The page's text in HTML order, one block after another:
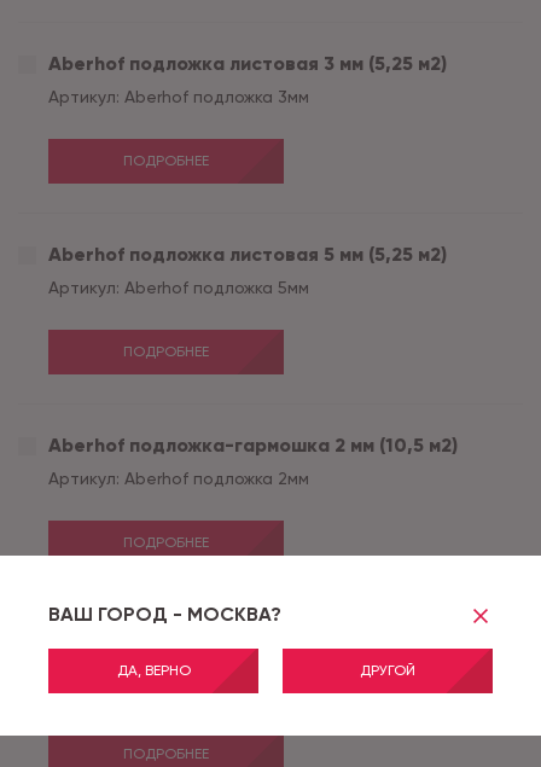
ВАШ ГОРОД - МОСКВА?
ДА, ВЕРНО ДРУГОЙ
Aberhof подложка листовая 3 мм (5,25 м2)
Артикул: Aberhof подложка 3мм
ПОДРОБНЕЕ
Aberhof подложка листовая 5 мм (5,25 м2)
Артикул: Aberhof подложка 5мм
ПОДРОБНЕЕ
Aberhof подложка-гармошка 2 мм (10,5 м2)
Артикул: Aberhof подложка 2мм
ПОДРОБНЕЕ
(1х10м)
Артикул:Пробковая подложка
ПОДРОБНЕЕ